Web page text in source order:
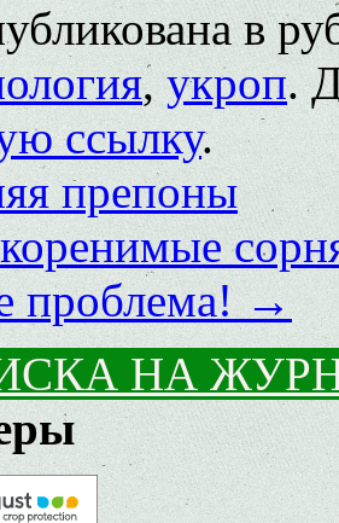
в
,укроп.
ссылку.
препоны
проблема!→
НА